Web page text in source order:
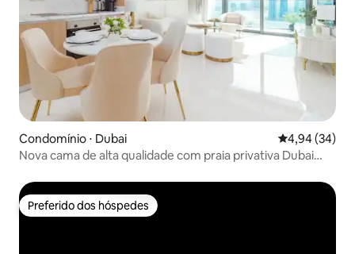
Condomínio ⋅ Dubai 4,94 de uma
4,94 (34)
Nova cama de alta qualidade com praia privativa Dubai
Preferido dos hóspedes
Preferido dos hóspedes